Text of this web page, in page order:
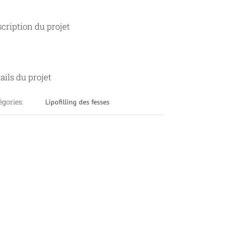
du projet
du projet
Lipofilling des fesses